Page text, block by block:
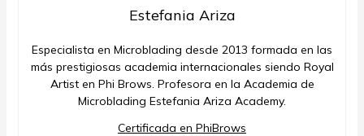
Estefania Ariza
Especialista en Microblading desde 2013 formada en las
más prestigiosas academia internacionales siendo Royal
Artist en Phi Brows. Profesora en la Academia de
Microblading Estefania Ariza Academy.
Certificada en PhiBrows